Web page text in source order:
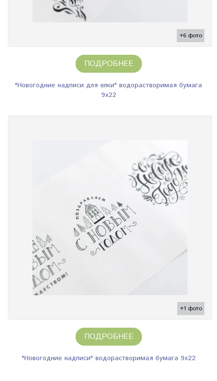
+6 фото
ПОДРОБНЕЕ
"Новогодние надписи для елки" водорастворимая бумага
9х22
+1 фото
ПОДРОБНЕЕ
"Новогодние надписи" водорастворимая бумага 9х22